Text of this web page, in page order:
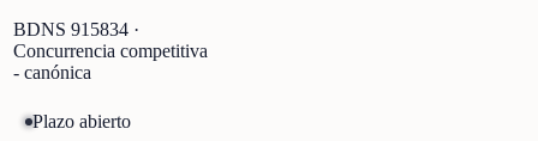
BDNS 915834 ·
Concurrencia competitiva
- canónica
Plazo abierto